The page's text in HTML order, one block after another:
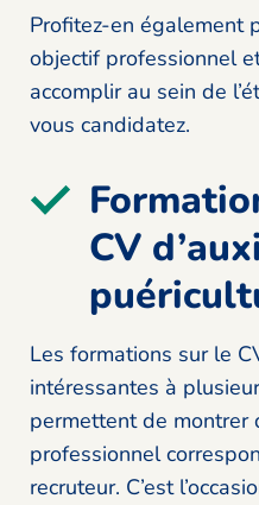
Profitez-en également
objectif professionnel
accomplir au sein de
vous candidatez.
CV
Les formations sur le
intéressantes à
permettent de montrer
professionnel
recruteur. C’est